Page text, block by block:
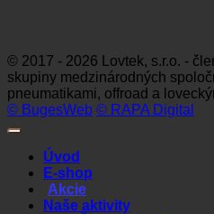
© 2017 - 2026 Lovtek, s.r.o. -
skupiny medzinárodných
pneumatikami, offroad a
© BugesWeb © RAPA Digital
Úvod
E-shop
Akcie
Naše aktivity